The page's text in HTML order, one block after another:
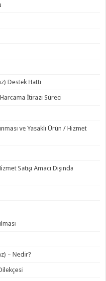
Destek Hattı
İtirazı Süreci
ve Yasaklı Ürün / Hizmet
Satışı Amacı Dışında
– Nedir?